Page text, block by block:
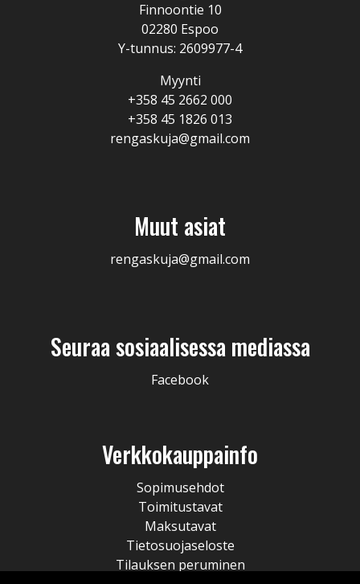
Finnoontie 10
02280 Espoo
Y-tunnus: 2609977-4
Myynti
+358 45 2662 000
+358 45 1826 013
rengaskuja@gmail.com
Muut asiat
rengaskuja@gmail.com
Seuraa sosiaalisessa mediassa
Facebook
Verkkokauppainfo
Sopimusehdot
Toimitustavat
Maksutavat
Tietosuojaseloste
Tilauksen peruminen